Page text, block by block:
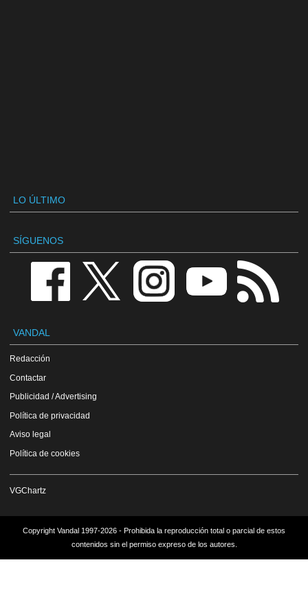
LO ÚLTIMO
SÍGUENOS
VANDAL
Redacción
Contactar
Publicidad / Advertising
Política de privacidad
Aviso legal
Política de cookies
VGChartz
Copyright Vandal 1997-2026 - Prohibida la reproducción total o parcial de estos
contenidos sin el permiso expreso de los autores.